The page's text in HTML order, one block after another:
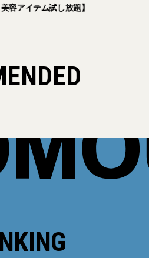
スも登場
ション＆美容アイ